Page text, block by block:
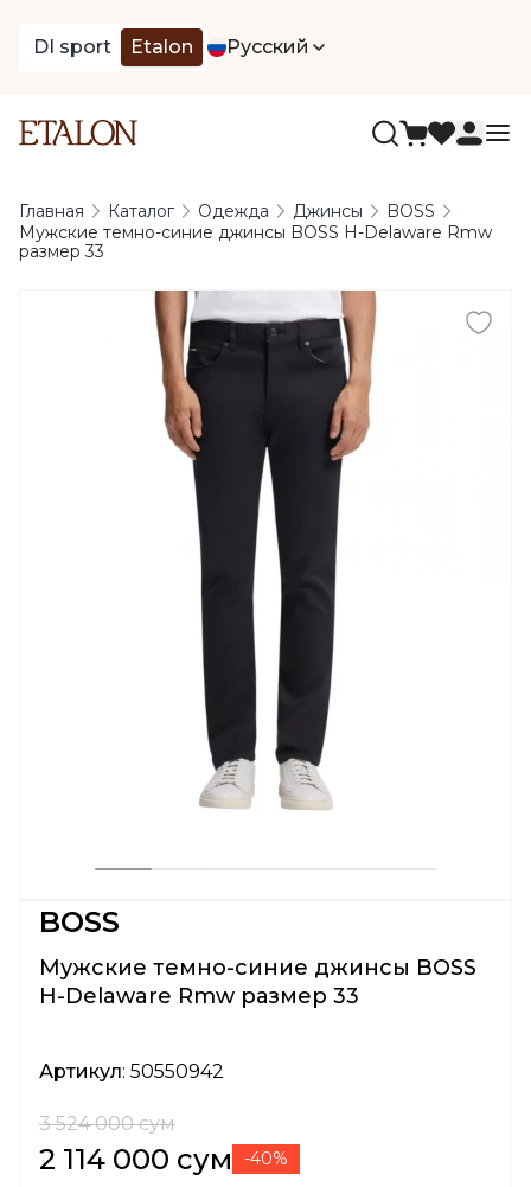
DI sport Etalon Русский
Главная Каталог Одежда Джинсы
BOSS
Мужские темно-синие джинсы BOSS H-Delaware Rmw
размер 33
BOSS
Мужские темно-синие джинсы BOSS
H-Delaware Rmw размер 33
Артикул: 50550942
3 524 000 сум
2 114 000 сум -40%